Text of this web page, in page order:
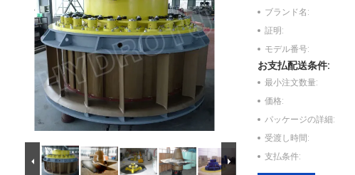
ブランド名:
証明:
モデル番号:
お支払配送条件:
最小注文数量:
価格:
パッケージの詳細:
受渡し時間:
支払条件: